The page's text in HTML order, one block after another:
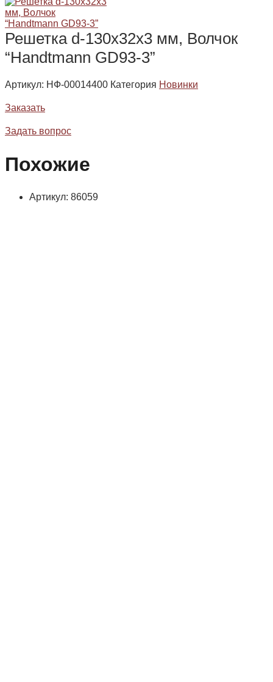
Решетка d-130х32х3 мм, Волчок
“Handtmann GD93-3”
Артикул: НФ-00014400 Категория Новинки
Заказать
Задать вопрос
Похожие
Артикул: 86059